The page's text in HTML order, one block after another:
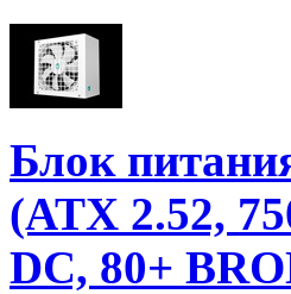
Блок
(ATX 2.52,
DC, 80+